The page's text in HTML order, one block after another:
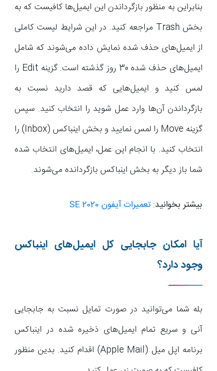
بنابراین به منظور بازگرداندن این ایمیل‌ها کافیست که به
بخش Trash مراجعه کنید. در این شرایط لیست کاملی
از ایمیل‌های حذف شده نمایش داده می‌شوند که شامل
ایمیل‌های حذف شده 30 روز گذشته است. گزینه Edit را
لمس کنید و ایمیل‌هایی که قصد دارید نسبت به
بازگرداندن آن‌ها وارد عمل شوید را انتخاب کنید. سپس
گزینه Move را لمس نمایید و بخش اینباکس (Inbox) را
انتخاب کنید. با انجام این عمل، ایمیل‌های انتخاب شده
شما باز دیگر به بخش اینباکس بازگردانده می‌شوند.
بیشتر بخوانید: تعمیرات آیفون SE 2020
آیا امکان جابجایی کل ایمیل‌های اینباکس
وجود دارد؟
بله شما می‌توانید در صورت تمایل نسبت به جابجایی
آنی و سریع تمام ایمیل‌های ذخیره شده در اینباکس
برنامه اپل میل (Apple Mail) اقدام کنید. بدین منظور